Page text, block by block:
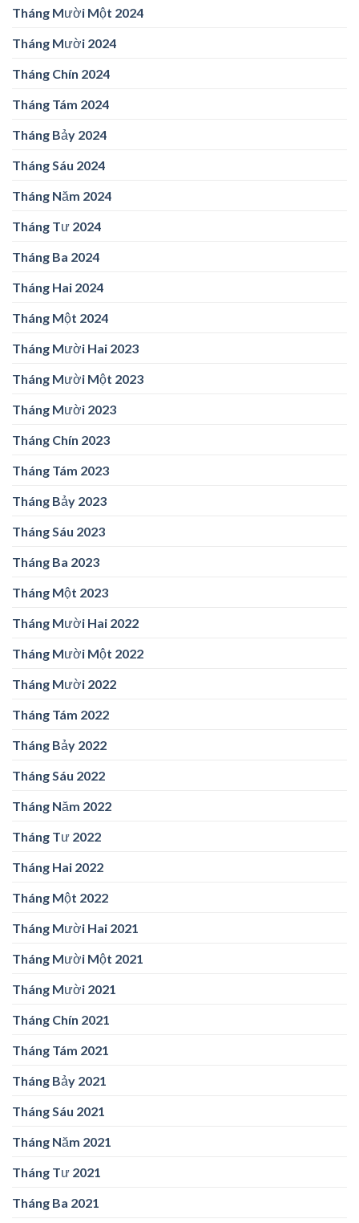
Tháng Mười Một 2024
Tháng Mười 2024
Tháng Chín 2024
Tháng Tám 2024
Tháng Bảy 2024
Tháng Sáu 2024
Tháng Năm 2024
Tháng Tư 2024
Tháng Ba 2024
Tháng Hai 2024
Tháng Một 2024
Tháng Mười Hai 2023
Tháng Mười Một 2023
Tháng Mười 2023
Tháng Chín 2023
Tháng Tám 2023
Tháng Bảy 2023
Tháng Sáu 2023
Tháng Ba 2023
Tháng Một 2023
Tháng Mười Hai 2022
Tháng Mười Một 2022
Tháng Mười 2022
Tháng Tám 2022
Tháng Bảy 2022
Tháng Sáu 2022
Tháng Năm 2022
Tháng Tư 2022
Tháng Hai 2022
Tháng Một 2022
Tháng Mười Hai 2021
Tháng Mười Một 2021
Tháng Mười 2021
Tháng Chín 2021
Tháng Tám 2021
Tháng Bảy 2021
Tháng Sáu 2021
Tháng Năm 2021
Tháng Tư 2021
Tháng Ba 2021